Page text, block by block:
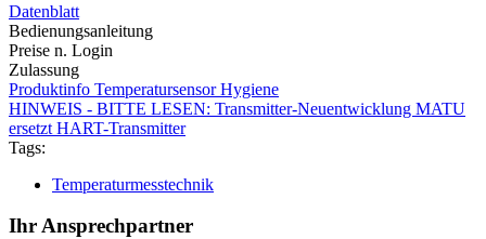
Datenblatt
Bedienungsanleitung
Preise n. Login
Zulassung
Produktinfo Temperatursensor Hygiene
HINWEIS - BITTE LESEN: Transmitter-Neuentwicklung MATU
ersetzt HART-Transmitter
Tags:
Temperaturmesstechnik
Ihr Ansprechpartner